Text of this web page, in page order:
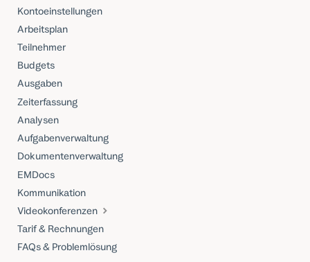
Kontoeinstellungen
Arbeitsplan
Teilnehmer
Budgets
Ausgaben
Zeiterfassung
Analysen
Aufgabenverwaltung
Dokumentenverwaltung
EMDocs
Kommunikation
Videokonferenzen
Tarif & Rechnungen
FAQs & Problemlösung